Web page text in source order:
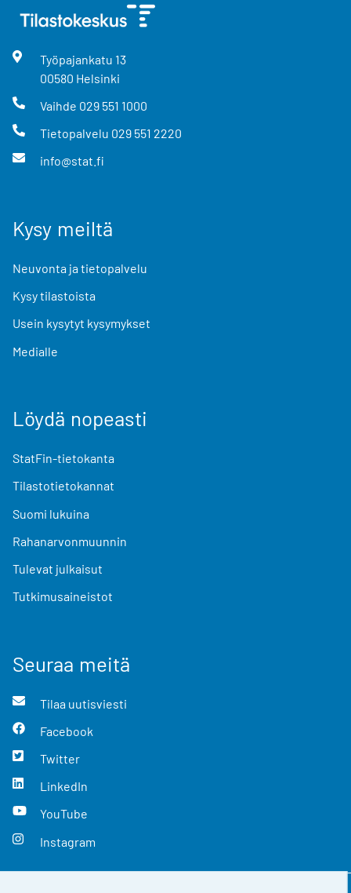
Työpajankatu 13
00580 Helsinki
Vaihde 029 551 1000
Tietopalvelu 029 551 2220
info@stat.fi
Kysy meiltä
Neuvonta ja tietopalvelu
Kysy tilastoista
Usein kysytyt kysymykset
Medialle
Löydä nopeasti
StatFin-tietokanta
Tilastotietokannat
Suomi lukuina
Rahanarvonmuunnin
Tulevat julkaisut
Tutkimusaineistot
Seuraa meitä
Tilaa uutisviesti
Facebook
Twitter
LinkedIn
YouTube
Instagram